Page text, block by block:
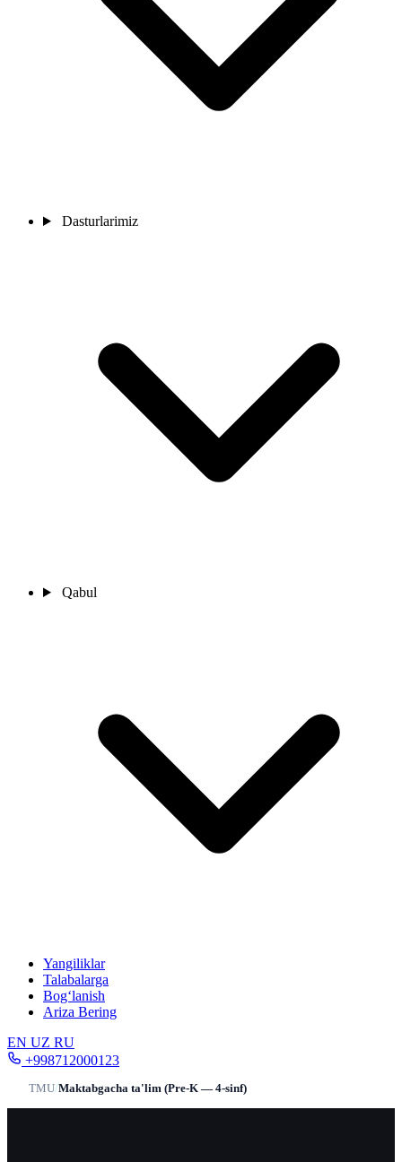
Dasturlarimiz
Qabul
Yangiliklar
Talabalarga
Bog‘lanish
Ariza Bering
EN UZ RU
+998712000123
TMU/Maktabgacha ta'lim (Pre-K — 4-sinf)